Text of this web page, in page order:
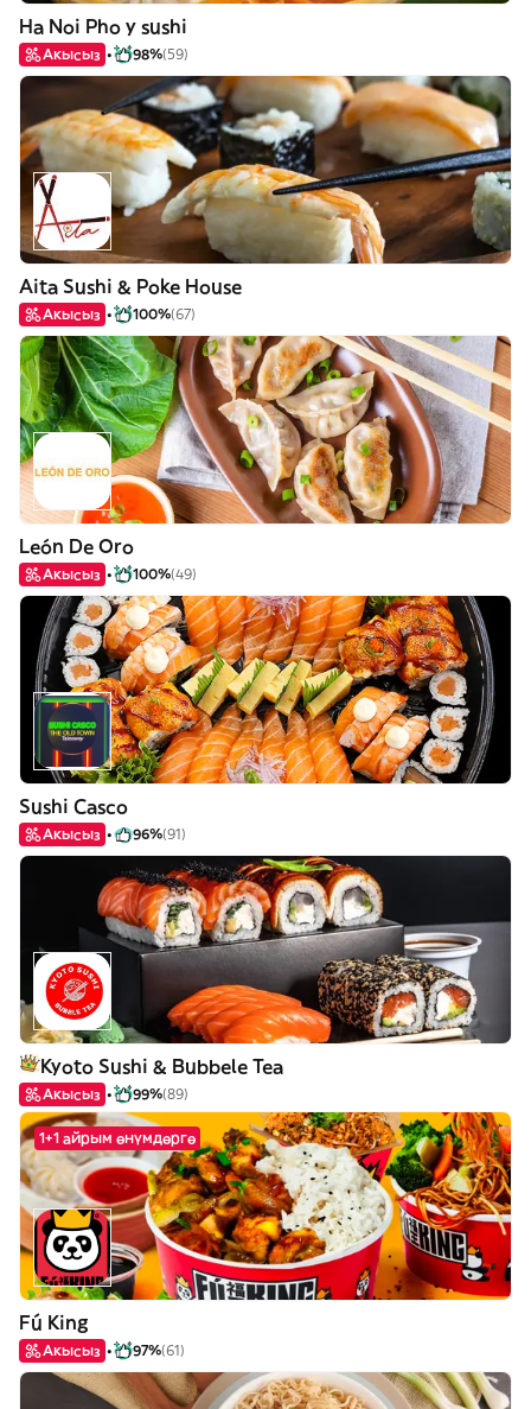
Ha Noi Pho y sushi
Акысыз 98%(59)
Aita Sushi & Poke House
Акысыз 100%(67)
León De Oro
Акысыз 100%(49)
Sushi Casco
Акысыз 96%(91)
Kyoto Sushi & Bubbele Tea
Акысыз 99%(89)
1+1 айрым өнүмдөргө
Fú King
Акысыз 97%(61)